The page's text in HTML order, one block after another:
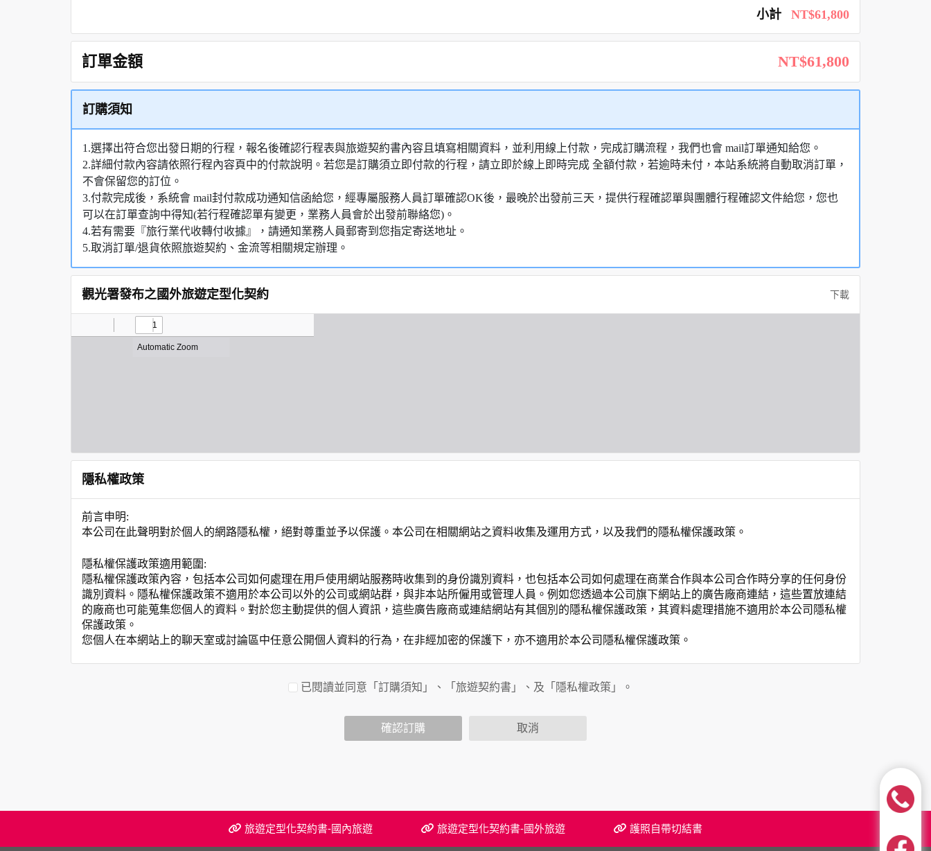
小計 NT$61,800
訂單金額 NT$61,800
訂購須知
1.選擇出符合您出發日期的行程，報名後確認行程表與旅遊契約書內容且填寫相關資料，並利用線上付款，完成訂購流程，我們也會 mail訂單通知給您。
2.詳細付款內容請依照行程內容頁中的付款說明。若您是訂購須立即付款的行程，請立即於線上即時完成 全額付款，若逾時未付，本站系統將自動取消訂單，
不會保留您的訂位。
3.付款完成後，系統會 mail封付款成功通知信函給您，經專屬服務人員訂單確認OK後，最晚於出發前三天，提供行程確認單與團體行程確認文件給您，您也
可以在訂單查詢中得知(若行程確認單有變更，業務人員會於出發前聯絡您)。
4.若有需要『旅行業代收轉付收據』，請通知業務人員郵寄到您指定寄送地址。
5.取消訂單/退貨依照旅遊契約、金流等相關規定辦理。
觀光署發布之國外旅遊定型化契約 下載
隱私權政策
前言申明:
本公司在此聲明對於個人的網路隱私權，絕對尊重並予以保護。本公司在相關網站之資料收集及運用方式，以及我們的隱私權保護政策。
隱私權保護政策適用範圍:
隱私權保護政策內容，包括本公司如何處理在用戶使用網站服務時收集到的身份識別資料，也包括本公司如何處理在商業合作與本公司合作時分享的任何身份
識別資料。隱私權保護政策不適用於本公司以外的公司或網站群，與非本站所僱用或管理人員。例如您透過本公司旗下網站上的廣告廠商連結，這些置放連結
的廠商也可能蒐集您個人的資料。對於您主動提供的個人資訊，這些廣告廠商或連結網站有其個別的隱私權保護政策，其資料處理措施不適用於本公司隱私權
保護政策。
您個人在本網站上的聊天室或討論區中任意公開個人資料的行為，在非經加密的保護下，亦不適用於本公司隱私權保護政策。
為了在本網站提供您最佳的互動性服務，可能會請您提供相關個人的資料，其範圍如下：
於一般瀏覽時，伺服器會自行記錄相關行徑，包括您使用連線設備的 IP 位址、使用時間、使用的瀏覽器、瀏覽及點選資料記錄等，做為我們增進網站服務的
當客戶在本網站註冊時，我們會取得您的姓名、電話、住址、身份證字號、電子郵件、出生日期、性別、行業等相關資料，當您註冊成功，並登入使用我們的
服務後，我們即取得您的資料。註冊時，本網站取得您的姓名、電話、住址、身份證字號、電子郵件、出生日期、性別、行業等相關資料，當您註冊成功，並
已閱讀並同意「訂購須知」、「旅遊契約書」、及「隱私權政策」。
確認訂購 取消
旅遊定型化契約書-國內旅遊 旅遊定型化契約書-國外旅遊 護照自帶切結書